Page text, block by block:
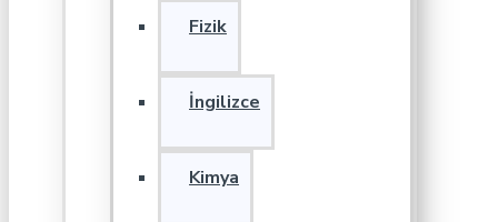
Fizik
İngilizce
Kimya